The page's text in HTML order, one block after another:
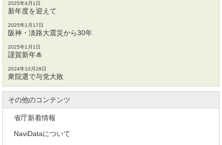
2025年4月1日
新年度を迎えて
2025年1月17日
阪神・淡路大震災から30年
2025年1月1日
謹賀新年🎍
2024年10月28日
衆院選で与党大敗
その他のコンテンツ
省庁新着情報
NaviDataについて